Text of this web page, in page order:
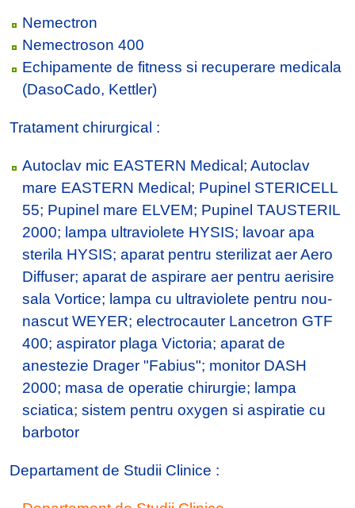
Nemectron
Nemectroson 400
Echipamente de fitness si recuperare medicala
(DasoCado, Kettler)
Tratament chirurgical :
Autoclav mic EASTERN Medical; Autoclav
mare EASTERN Medical; Pupinel STERICELL
55; Pupinel mare ELVEM; Pupinel TAUSTERIL
2000; lampa ultraviolete HYSIS; lavoar apa
sterila HYSIS; aparat pentru sterilizat aer Aero
Diffuser; aparat de aspirare aer pentru aerisire
sala Vortice; lampa cu ultraviolete pentru nou-
nascut WEYER; electrocauter Lancetron GTF
400; aspirator plaga Victoria; aparat de
anestezie Drager "Fabius"; monitor DASH
2000; masa de operatie chirurgie; lampa
sciatica; sistem pentru oxygen si aspiratie cu
barbotor
Departament de Studii Clinice :